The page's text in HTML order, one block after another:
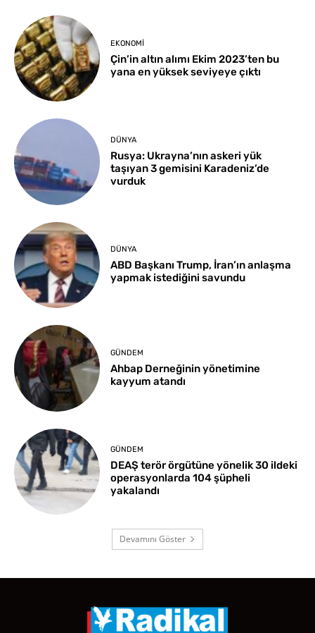
EKONOMI
Çin’in altın alımı Ekim 2023’ten bu
yana en yüksek seviyeye çıktı
DÜNYA
Rusya: Ukrayna’nın askeri yük
taşıyan 3 gemisini Karadeniz’de
vurduk
DÜNYA
ABD Başkanı Trump, İran’ın anlaşma
yapmak istediğini savundu
GÜNDEM
Ahbap Derneğinin yönetimine
kayyum atandı
GÜNDEM
DEAŞ terör örgütüne yönelik 30 ildeki
operasyonlarda 104 şüpheli
yakalandı
Devamını Göster